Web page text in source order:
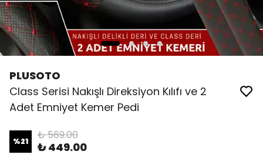
PLUSOTO
Class Serisi Nakışlı Direksiyon Kılıfı ve 2
Adet Emniyet Kemer Pedi
%21 ₺ 569.00
₺ 449.00